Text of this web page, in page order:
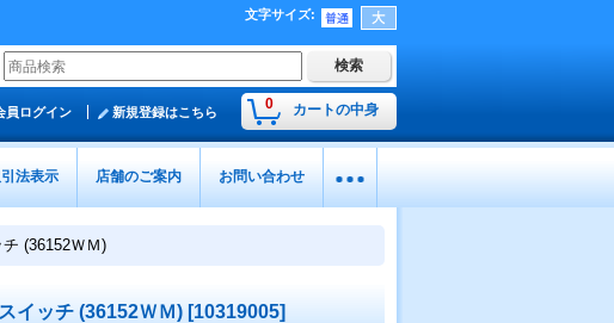
文字サイズ:
0 カートの中身
員ログイン 新規登録はこちら
法表示 店舗のご案内 お問い合わせ
(36152ＷＭ)
イッチ (36152ＷＭ) [10319005]